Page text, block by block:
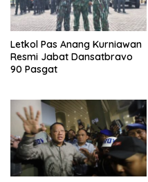
Letkol Pas Anang Kurniawan
Resmi Jabat Dansatbravo
90 Pasgat